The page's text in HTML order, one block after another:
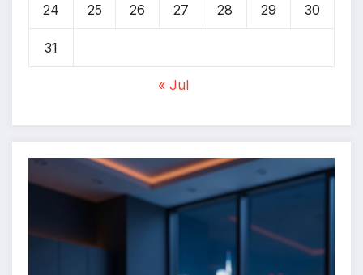
24 25 26 27 28 29 30
31
« Jul